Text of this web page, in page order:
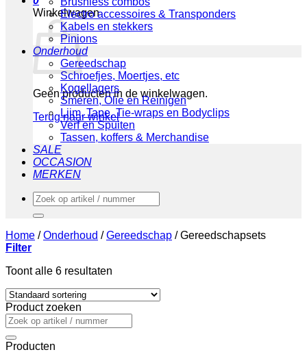
Winkelwagen
Geen producten in de winkelwagen.
Terug naar winkel
Electro accessoires & Transponders
Kabels en stekkers
Pinions
Onderhoud
Gereedschap
Schroefjes, Moertjes, etc
Kogellagers
Smeren, Olie en Reinigen
Lijm, Tape, Tie-wraps en Bodyclips
Verf en Spuiten
Tassen, koffers & Merchandise
SALE
OCCASION
MERKEN
Zoeken
naar:
Home / Onderhoud / Gereedschap /Gereedschapsets
Filter
Toont alle 6 resultaten
Product zoeken
Zoeken
naar:
Producten